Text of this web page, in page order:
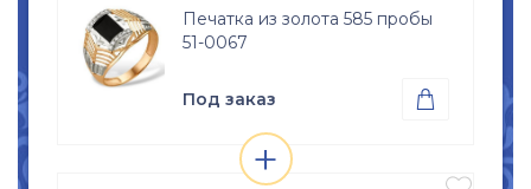
Печатка из золота 585 пробы
51-0067
Под заказ 
Золото 585
+